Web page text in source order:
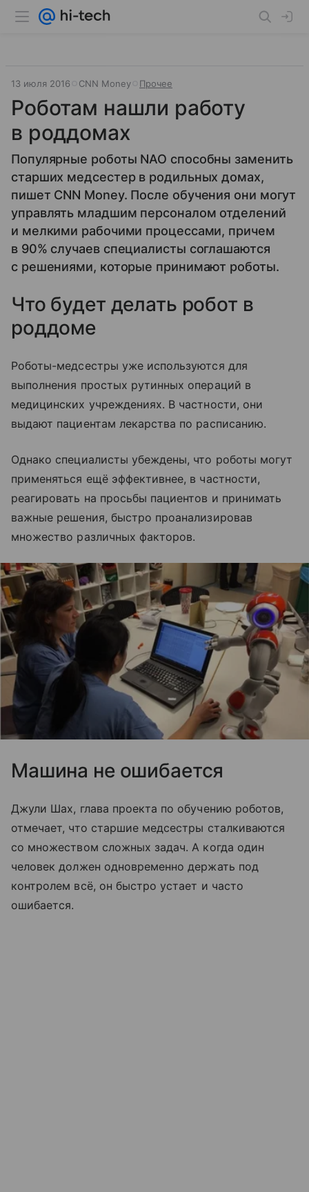
13 июля 2016 CNN Money Прочее
Роботам нашли работу
в роддомах
Популярные роботы NAO способны заменить
старших медсестер в родильных домах,
пишет CNN Money. После обучения они могут
управлять младшим персоналом отделений
и мелкими рабочими процессами, причем
в 90% случаев специалисты соглашаются
с решениями, которые принимают роботы.
Что будет делать робот в
роддоме
Роботы-медсестры уже используются для
выполнения простых рутинных операций в
медицинских учреждениях. В частности, они
выдают пациентам лекарства по расписанию.
Однако специалисты убеждены, что роботы могут
применяться ещё эффективнее, в частности,
реагировать на просьбы пациентов и принимать
важные решения, быстро проанализировав
множество различных факторов.
Машина не ошибается
Джули Шах, глава проекта по обучению роботов,
отмечает, что старшие медсестры сталкиваются
со множеством сложных задач. А когда один
человек должен одновременно держать под
контролем всё, он быстро устает и часто
ошибается.